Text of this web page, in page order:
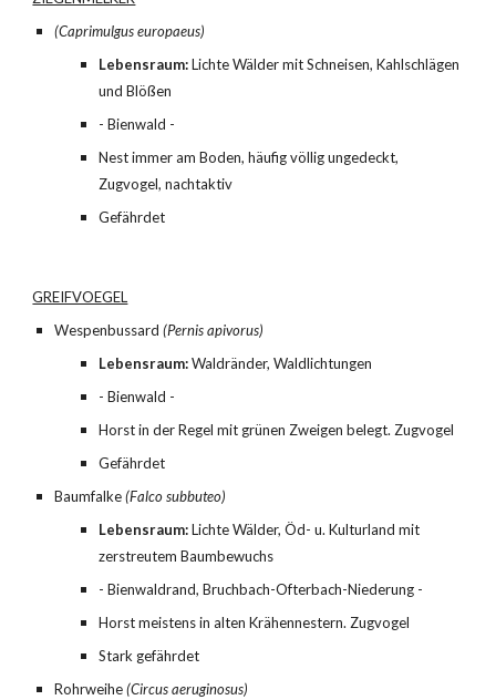
(Caprimulgus europaeus)
Lebensraum: Lichte Wälder mit Schneisen, Kahlschlägen
und Blößen
- Bienwald -
Nest immer am Boden, häufig völlig ungedeckt,
Zugvogel, nachtaktiv
Gefährdet
GREIFVOEGEL
Wespenbussard (Pernis apivorus)
Lebensraum: Waldränder, Waldlichtungen
- Bienwald -
Horst in der Regel mit grünen Zweigen belegt. Zugvogel
Gefährdet
Baumfalke (Falco subbuteo)
Lebensraum: Lichte Wälder, Öd- u. Kulturland mit
zerstreutem Baumbewuchs
- Bienwaldrand, Bruchbach-Ofterbach-Niederung -
Horst meistens in alten Krähennestern. Zugvogel
Stark gefährdet
Rohrweihe (Circus aeruginosus)